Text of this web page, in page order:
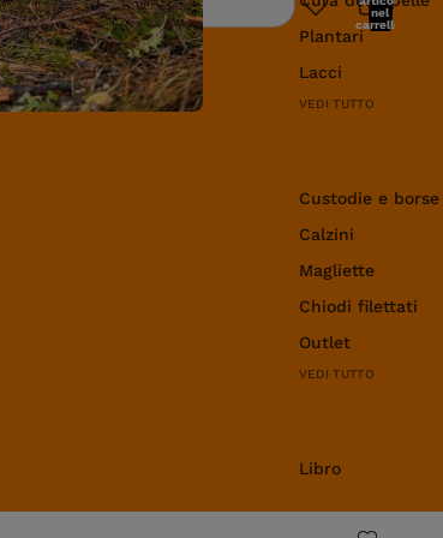
Plantari
Lacci
VEDI TUTTO
Custodie e
Calzini
Magliette
Chiodi filettati
Outlet
VEDI TUTTO
Libro
Ricerca
nel
carrello: